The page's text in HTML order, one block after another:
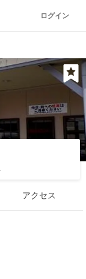
ログイン
アクセス